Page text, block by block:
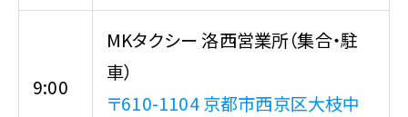
9:00
MKタクシー 洛西営業所（集合・駐
車）
〒610-1104 京都市西京区大枝中